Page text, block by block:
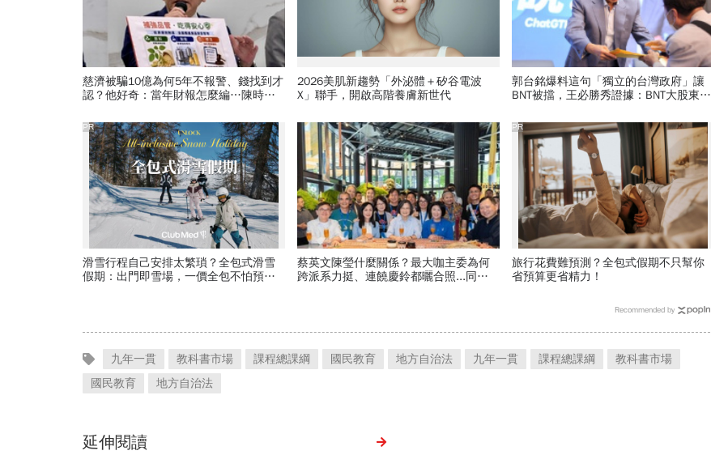
慈濟被騙10億為何5年不報警、錢找到才
認？他好奇：當年財報怎麼編…陳時中
2026美肌新趨勢「外泌體＋矽谷電波
X」聯手，開啟高階養膚新世代
郭台銘爆料這句「獨立的台灣政府」讓
BNT被擋，王必勝秀證據：BNT大股東給
滑雪行程自己安排太繁瑣？全包式滑雪
假期：出門即雪場，一價全包不怕預算
PR
蔡英文陳瑩什麼關係？最大咖主委為何
跨派系力挺、連饒慶鈴都曬合照...同場
旅行花費難預測？全包式假期不只幫你
省預算更省精力！
PR
Recommended by
九年一貫 教科書市場 課程總課綱 國民教育 地方自治法 九年一貫 課程總課綱
教科書市場
國民教育
地方自治法
延伸閱讀